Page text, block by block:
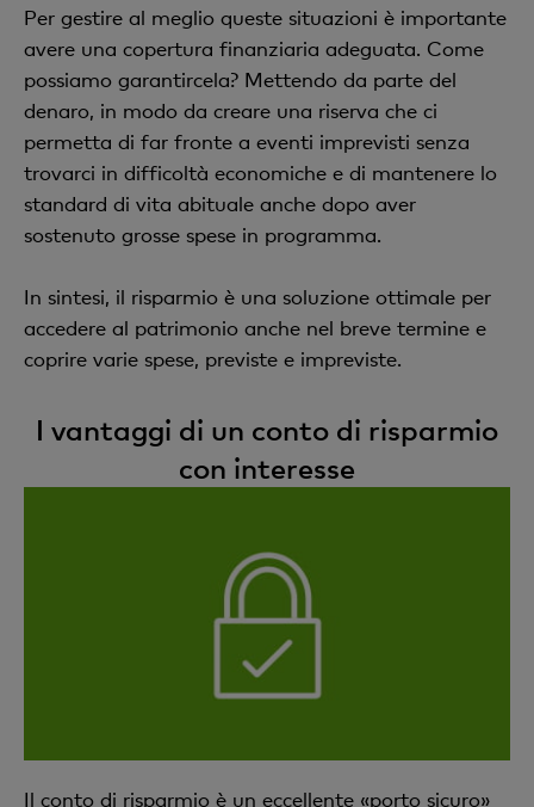
Per gestire al meglio queste situazioni è importante
avere una copertura finanziaria adeguata. Come
possiamo garantircela? Mettendo da parte del
denaro, in modo da creare una riserva che ci
permetta di far fronte a eventi imprevisti senza
trovarci in difficoltà economiche e di mantenere lo
standard di vita abituale anche dopo aver
sostenuto grosse spese in programma.
In sintesi, il risparmio è una soluzione ottimale per
accedere al patrimonio anche nel breve termine e
coprire varie spese, previste e impreviste.
I vantaggi di un conto di risparmio
con interesse
Il conto di risparmio è un eccellente «porto sicuro»